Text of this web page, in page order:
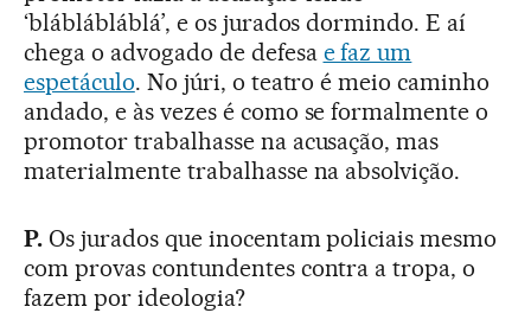
‘bláblábláblá’, e os jurados dormindo. E aí
chega o advogado de defesa e faz um
espetáculo. No júri, o teatro é meio caminho
andado, e às vezes é como se formalmente o
promotor trabalhasse na acusação, mas
materialmente trabalhasse na absolvição.
P.Os jurados que inocentam policiais mesmo
com provas contundentes contra a tropa, o
fazem por ideologia?